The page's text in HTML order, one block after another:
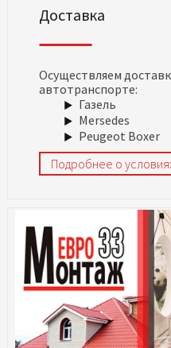
Доставка
Осуществляем
автотранспорте:
Газель
Mersedes
Peugeot Boxer
Подробнее о